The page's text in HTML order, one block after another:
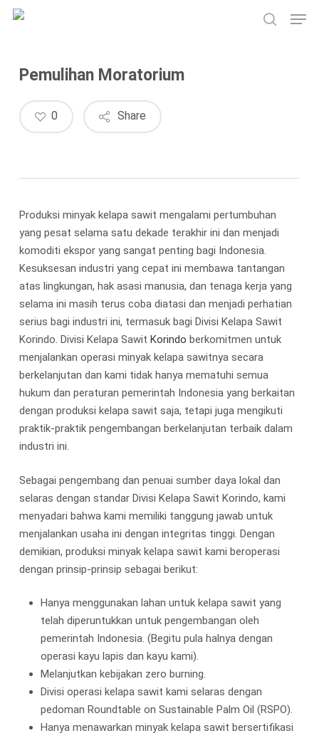
Skip
Pemulihan Moratorium
Share
0
Produksi minyak kelapa sawit mengalami pertumbuhan
yang pesat selama satu dekade terakhir ini dan menjadi
komoditi ekspor yang sangat penting bagi Indonesia.
Kesuksesan industri yang cepat ini membawa tantangan
atas lingkungan, hak asasi manusia, dan tenaga kerja yang
selama ini masih terus coba diatasi dan menjadi perhatian
serius bagi industri ini, termasuk bagi Divisi Kelapa Sawit
Korindo. Divisi Kelapa Sawit Korindo berkomitmen untuk
menjalankan operasi minyak kelapa sawitnya secara
berkelanjutan dan kami tidak hanya mematuhi semua
hukum dan peraturan pemerintah Indonesia yang berkaitan
dengan produksi kelapa sawit saja, tetapi juga mengikuti
praktik-praktik pengembangan berkelanjutan terbaik dalam
industri ini.
Sebagai pengembang dan penuai sumber daya lokal dan
selaras dengan standar Divisi Kelapa Sawit Korindo, kami
menyadari bahwa kami memiliki tanggung jawab untuk
menjalankan usaha ini dengan integritas tinggi. Dengan
demikian, produksi minyak kelapa sawit kami beroperasi
dengan prinsip-prinsip sebagai berikut:
Hanya menggunakan lahan untuk kelapa sawit yang
telah diperuntukkan untuk pengembangan oleh
pemerintah Indonesia. (Begitu pula halnya dengan
operasi kayu lapis dan kayu kami).
Melanjutkan kebijakan zero burning.
Divisi operasi kelapa sawit kami selaras dengan
pedoman Roundtable on Sustainable Palm Oil (RSPO).
Hanya menawarkan minyak kelapa sawit bersertifikasi